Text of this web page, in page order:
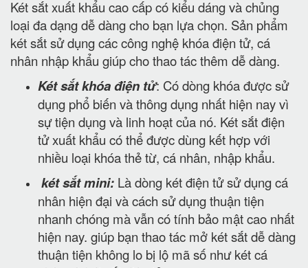
Két sắt xuất khẩu cao cấp có kiểu dáng và chủng
loại đa dạng dễ dàng cho bạn lựa chọn. Sản phẩm
két sắt sử dụng các công nghệ khóa điện tử, cá
nhân nhập khẩu giúp cho thao tác thêm dễ dàng.
Két sắt khóa điện tử: Có dòng khóa được sử
dụng phổ biến và thông dụng nhất hiện nay vì
sự tiện dụng và linh hoạt của nó. Két sắt điện
tử xuất khẩu có thể được dùng kết hợp với
nhiều loại khóa thẻ từ, cá nhân, nhập khẩu.
két sắt mini: Là dòng két điện tử sử dụng cá
nhân hiện đại và cách sử dụng thuận tiện
nhanh chóng mà vẫn có tính bảo mật cao nhất
hiện nay. giúp bạn thao tác mở két sắt dễ dàng
thuận tiện không lo bị lộ mã số như két cá